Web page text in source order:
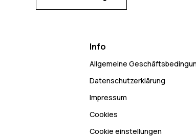
Info
Allgemeine
Datenschutzerklärung
Impressum
Cookies
Cookie einstellungen